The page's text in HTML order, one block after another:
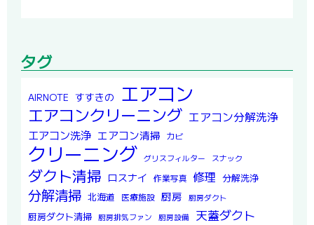
タグ
AIRNOTE すすきの エアコン
エアコンクリーニング エアコン分解洗浄
エアコン洗浄 エアコン清掃 カビ
クリーニング グリスフィルター スナック
ダクト清掃 ロスナイ 作業写真 修理 分解洗浄
分解清掃 北海道 医療施設 厨房 厨房ダクト
厨房ダクト清掃 厨房排気ファン 厨房設備 天蓋ダクト